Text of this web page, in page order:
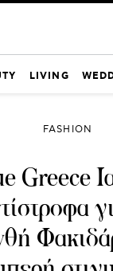
LIVING
FASHION
Greece